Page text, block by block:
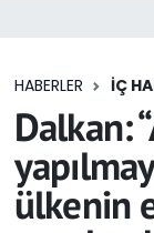
HABERLER İÇ
Dalkan:
ülkenin
Eğitim
Ekonomi
Foto
Tüm
Son
Haber